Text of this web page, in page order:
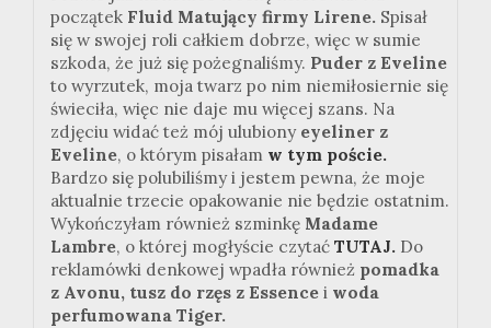
początek Fluid Matujący firmy Lirene. Spisał
się w swojej roli całkiem dobrze, więc w sumie
szkoda, że już się pożegnaliśmy. Puder z Eveline
to wyrzutek, moja twarz po nim niemiłosiernie się
świeciła, więc nie daje mu więcej szans. Na
zdjęciu widać też mój ulubiony eyeliner z
Eveline, o którym pisałam w tym poście.
Bardzo się polubiliśmy i jestem pewna, że moje
aktualnie trzecie opakowanie nie będzie ostatnim.
Wykończyłam również szminkę Madame
Lambre, o której mogłyście czytać TUTAJ. Do
reklamówki denkowej wpadła również pomadka
z Avonu, tusz do rzęs z Essence i woda
perfumowana Tiger.